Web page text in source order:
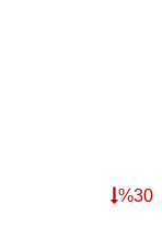
%30